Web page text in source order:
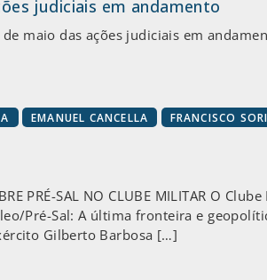
judiciais em andamento
de maio das ações judiciais em
EMANUEL CANCELLA FRANCISCO
PRÉ-SAL NO CLUBE MILITAR
Pré-Sal: A última fronteira e
Gilberto Barbosa […]